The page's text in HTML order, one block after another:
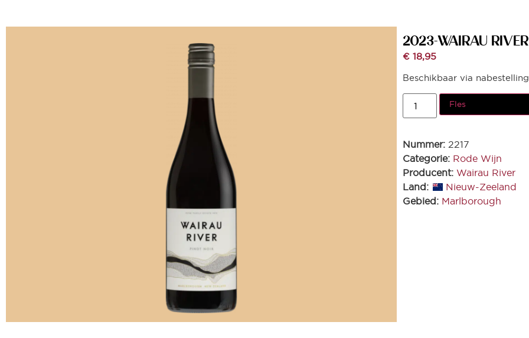
2023-WAIRAU
€ 18,95
Beschikbaar via nabestelling
Fles
Nummer: 2217
Categorie: Rode Wijn
Producent: Wairau River
Land:
Nieuw-Zeeland
Gebied: Marlborough